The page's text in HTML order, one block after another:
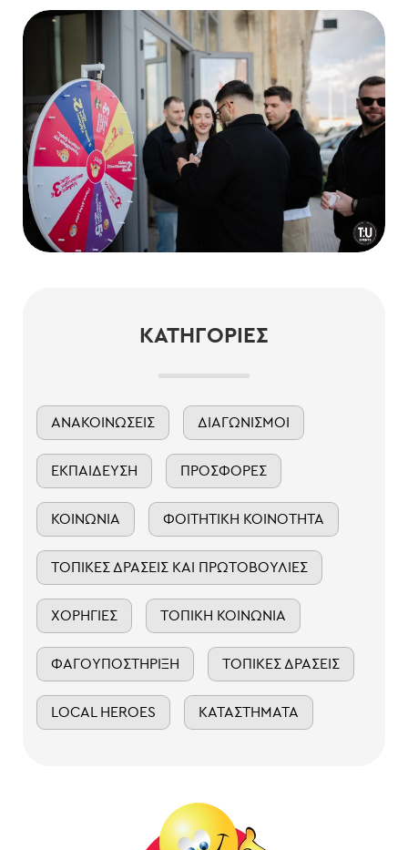
ΚΑΤΗΓΟΡΊΕΣ
ΑΝΑΚΟΙΝΏΣΕΙΣ ΔΙΑΓΩΝΙΣΜΟΊ
ΕΚΠΑΊΔΕΥΣΗ ΠΡΟΣΦΟΡΈΣ
ΚΟΙΝΩΝΊΑ ΦΟΙΤΗΤΙΚΉ ΚΟΙΝΌΤΗΤΑ
ΤΟΠΙΚΈΣ ΔΡΆΣΕΙΣ ΚΑΙ ΠΡΩΤΟΒΟΥΛΊΕΣ
ΧΟΡΗΓΊΕΣ ΤΟΠΙΚΉ ΚΟΙΝΩΝΊΑ
ΦΑΓΟΥΠΟΣΤΉΡΙΞΗ ΤΟΠΙΚΈΣ ΔΡΆΣΕΙΣ
LOCAL HEROES ΚΑΤΑΣΤΉΜΑΤΑ